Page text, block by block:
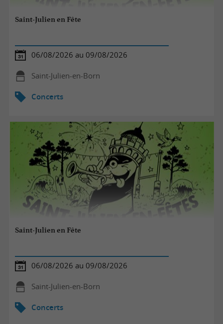
Saint-Julien en Fête
06/08/2026 au 09/08/2026
Saint-Julien-en-Born
Concerts
Saint-Julien en Fête
06/08/2026 au 09/08/2026
Saint-Julien-en-Born
Concerts